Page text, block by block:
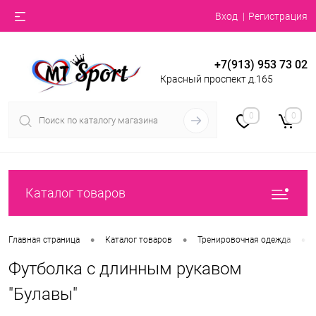
Вход Регистрация
+7(913) 953 73 02
Красный проспект д.165
0 0
Каталог товаров
Главная страница • Каталог товаров • Тренировочная одежда
Футболка с длинным рукавом
"Булавы"